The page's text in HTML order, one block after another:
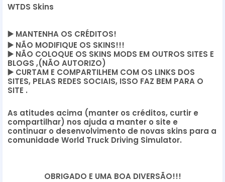
WTDS Skins
▶️ MANTENHA OS CRÉDITOS!
▶️ NÃO MODIFIQUE OS SKINS!!!
▶️ NÃO COLOQUE OS SKINS MODS EM OUTROS SITES E
BLOGS ,(NÃO AUTORIZO)
▶️ CURTAM E COMPARTILHEM COM OS LINKS DOS
SITES, PELAS REDES SOCIAIS, ISSO FAZ BEM PARA O
SITE .
As atitudes acima (manter os créditos, curtir e
compartilhar) nos ajuda a manter o site e
continuar o desenvolvimento de novas skins para a
comunidade World Truck Driving Simulator.
OBRIGADO E UMA BOA DIVERSÃO!!!